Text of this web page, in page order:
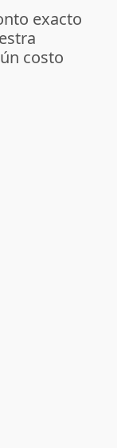
exacto
costo